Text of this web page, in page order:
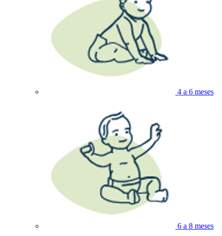
4 a 6 meses
6 a 8 meses